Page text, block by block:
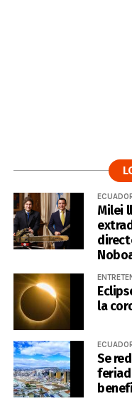
Milei
la
Se